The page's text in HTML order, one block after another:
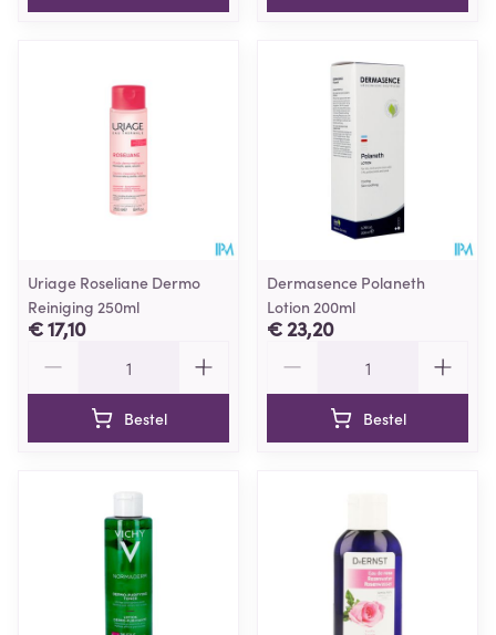
Uriage Roseliane Dermo
Reiniging 250ml
€ 17,10
Bestel
Dermasence Polaneth
Lotion 200ml
€ 23,20
Bestel